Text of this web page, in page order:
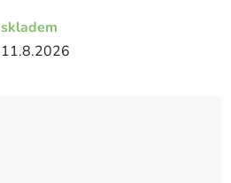
skladem
11.8.2026